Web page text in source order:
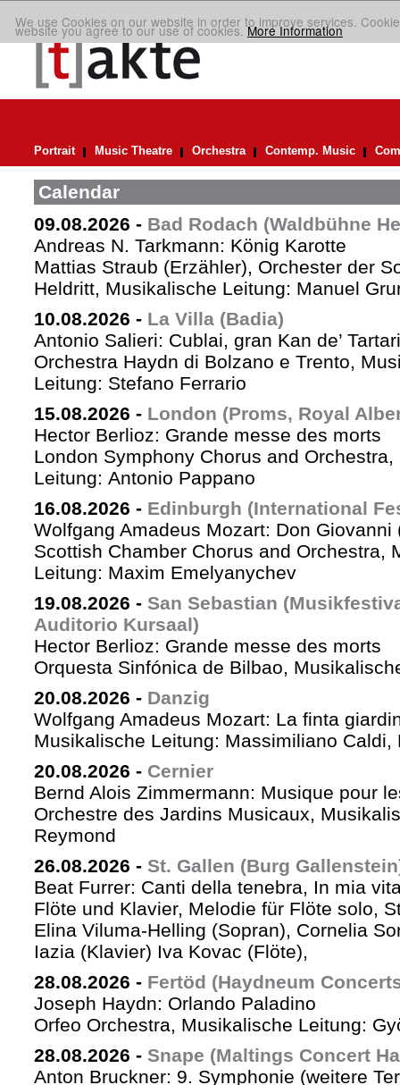
We use Cookies on our website in order to improve services.
website you agree to our use of cookies.More Information
Portrait Music Theatre Orchestra Contemp. Music
Calendar
09.08.2026 - Bad Rodach (Waldbühne
Andreas N. Tarkmann: König Karotte
Mattias Straub (Erzähler), Orchester der
Heldritt, Musikalische Leitung: Manuel
10.08.2026 - La Villa (Badia)
Antonio Salieri: Cublai, gran Kan de’
Orchestra Haydn di Bolzano e Trento,
Leitung: Stefano Ferrario
15.08.2026 - London (Proms, Royal
Hector Berlioz: Grande messe des morts
London Symphony Chorus and
Leitung: Antonio Pappano
16.08.2026 - Edinburgh (International
Wolfgang Amadeus Mozart: Don Giovanni
Scottish Chamber Chorus and Orchestra,
Leitung: Maxim Emelyanychev
19.08.2026 - San Sebastian
Auditorio Kursaal)
Hector Berlioz: Grande messe des morts
Orquesta Sinfónica de Bilbao,
20.08.2026 - Danzig
Wolfgang Amadeus Mozart: La finta
Musikalische Leitung: Massimiliano Caldi,
20.08.2026 - Cernier
Bernd Alois Zimmermann: Musique pour
Orchestre des Jardins Musicaux,
Reymond
26.08.2026 - St. Gallen (Burg
Beat Furrer: Canti della tenebra, In mia
Flöte und Klavier, Melodie für Flöte solo,
Elina Viluma-Helling (Sopran), Cornelia
Iazia (Klavier) Iva Kovac (Flöte),
28.08.2026 - Fertöd (Haydneum
Joseph Haydn: Orlando Paladino
Orfeo Orchestra, Musikalische Leitung:
28.08.2026 - Snape (Maltings Concert
Anton Bruckner: 9. Symphonie (weitere